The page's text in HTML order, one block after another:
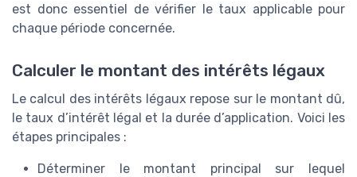
est donc essentiel de vérifier le taux applicable pour
chaque période concernée.
Calculer le montant des intérêts légaux
Le calcul des intérêts légaux repose sur le montant dû,
le taux d’intérêt légal et la durée d’application. Voici les
étapes principales :
Déterminer le montant principal sur lequel